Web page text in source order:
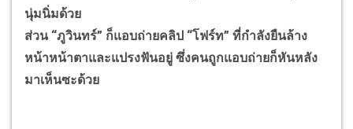
นุ่มนิ่มด้วย
ส่วน “ภูวินทร์” ก็แอบถ่ายคลิป “โฟร์ท” ที่กำลังยืนล้าง
หน้าหน้าตาและแปรงฟันอยู่ ซึ่งคนถูกแอบถ่ายก็หันหลัง
มาเห็นซะด้วย